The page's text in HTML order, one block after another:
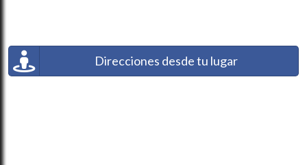
Direcciones desde tu lugar